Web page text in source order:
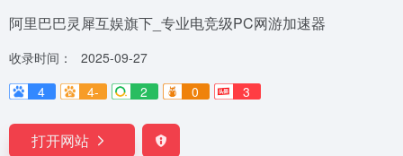
阿里巴巴灵犀互娱旗下_专业电竞级PC网游加速器
收录时间：
2025-09-27
4
4- 2 0 3
打开网站